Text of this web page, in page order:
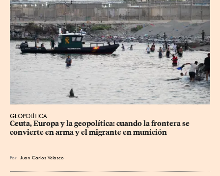
GEOPOLÍTICA
Ceuta, Europa y la geopolítica: cuando la frontera se
convierte en arma y el migrante en munición
Por Juan Carlos Velasco